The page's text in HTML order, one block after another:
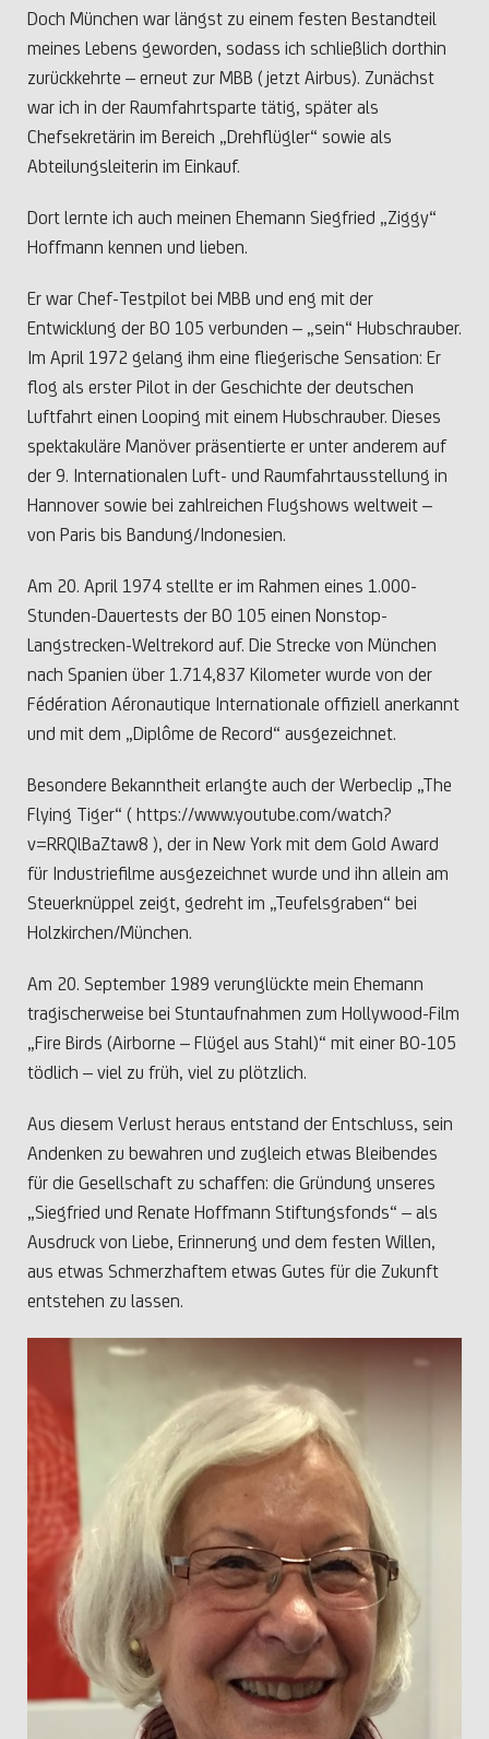
Doch München war längst zu einem festen Bestandteil
meines Lebens geworden, sodass ich schließlich dorthin
zurückkehrte – erneut zur MBB (jetzt Airbus). Zunächst
war ich in der Raumfahrtsparte tätig, später als
Chefsekretärin im Bereich „Drehflügler“ sowie als
Abteilungsleiterin im Einkauf.
Dort lernte ich auch meinen Ehemann Siegfried „Ziggy“
Hoffmann kennen und lieben.
Er war Chef-Testpilot bei MBB und eng mit der
Entwicklung der BO 105 verbunden – „sein“ Hubschrauber.
Im April 1972 gelang ihm eine fliegerische Sensation: Er
flog als erster Pilot in der Geschichte der deutschen
Luftfahrt einen Looping mit einem Hubschrauber. Dieses
spektakuläre Manöver präsentierte er unter anderem auf
der 9. Internationalen Luft- und Raumfahrtausstellung in
Hannover sowie bei zahlreichen Flugshows weltweit –
von Paris bis Bandung/Indonesien.
Am 20. April 1974 stellte er im Rahmen eines 1.000-
Stunden-Dauertests der BO 105 einen Nonstop-
Langstrecken-Weltrekord auf. Die Strecke von München
nach Spanien über 1.714,837 Kilometer wurde von der
Fédération Aéronautique Internationale offiziell anerkannt
und mit dem „Diplôme de Record“ ausgezeichnet.
Besondere Bekanntheit erlangte auch der Werbeclip „The
Flying Tiger“ ( https://www.youtube.com/watch?
v=RRQlBaZtaw8 ), der in New York mit dem Gold Award
für Industriefilme ausgezeichnet wurde und ihn allein am
Steuerknüppel zeigt, gedreht im „Teufelsgraben“ bei
Holzkirchen/München.
Am 20. September 1989 verunglückte mein Ehemann
tragischerweise bei Stuntaufnahmen zum Hollywood-Film
„Fire Birds (Airborne – Flügel aus Stahl)“ mit einer BO-105
tödlich – viel zu früh, viel zu plötzlich.
Aus diesem Verlust heraus entstand der Entschluss, sein
Andenken zu bewahren und zugleich etwas Bleibendes
für die Gesellschaft zu schaffen: die Gründung unseres
„Siegfried und Renate Hoffmann Stiftungsfonds“ – als
Ausdruck von Liebe, Erinnerung und dem festen Willen,
aus etwas Schmerzhaftem etwas Gutes für die Zukunft
entstehen zu lassen.